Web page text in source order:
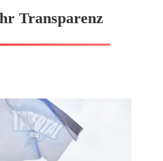
Transparenz